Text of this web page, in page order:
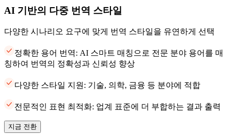
AI 기반의 다중 번역 스타일
다양한 시나리오 요구에 맞게 번역 스타일을 유연하게 선택
정확한 용어 번역: AI 스마트 매칭으로 전문 분야 용어를 매
칭하여 번역의 정확성과 신뢰성 향상
다양한 스타일 지원: 기술, 의학, 금융 등 분야에 적합
전문적인 표현 최적화: 업계 표준에 더 부합하는 결과 출력
지금 전환